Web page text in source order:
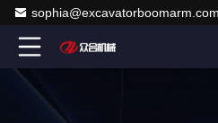
sophia@excavatorboomarm.com